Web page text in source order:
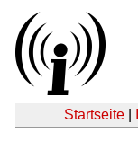
Startseite